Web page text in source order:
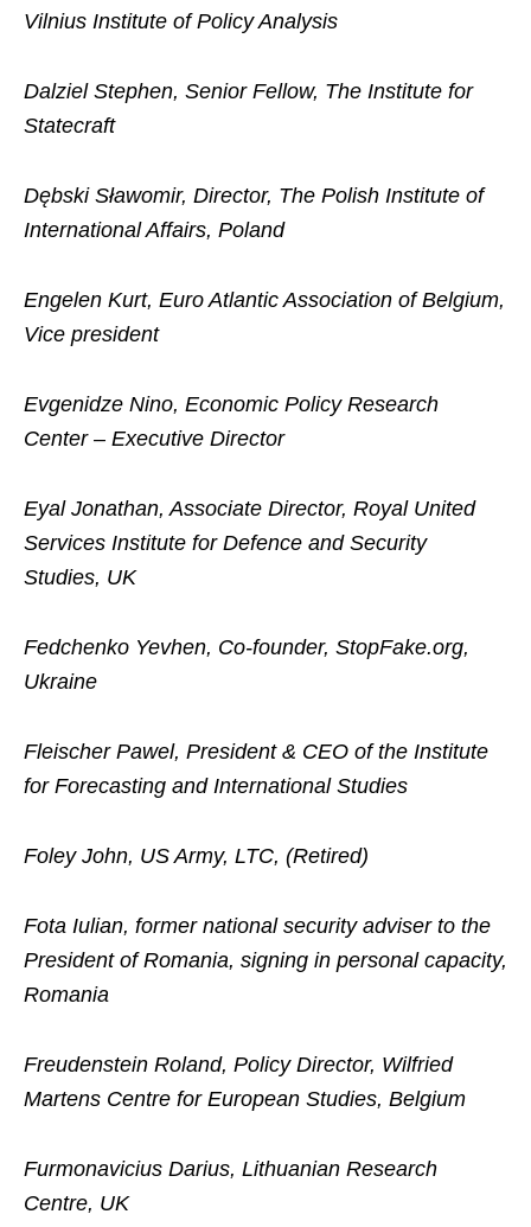
Vilnius Institute of Policy Analysis
Dalziel Stephen, Senior Fellow, The Institute for
Statecraft
Dębski Sławomir, Director, The Polish Institute of
International Affairs, Poland
Engelen Kurt, Euro Atlantic Association of Belgium,
Vice president
Evgenidze Nino, Economic Policy Research
Center – Executive Director
Eyal Jonathan, Associate Director, Royal United
Services Institute for Defence and Security
Studies, UK
Fedchenko Yevhen, Co-founder, StopFake.org,
Ukraine
Fleischer Pawel, President & CEO of the Institute
for Forecasting and International Studies
Foley John, US Army, LTC, (Retired)
Fota Iulian, former national security adviser to the
President of Romania, signing in personal capacity,
Romania
Freudenstein Roland, Policy Director, Wilfried
Martens Centre for European Studies, Belgium
Furmonavicius Darius, Lithuanian Research
Centre, UK